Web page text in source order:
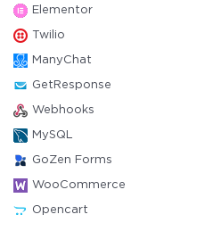
Elementor
Twilio
ManyChat
GetResponse
Webhooks
MySQL
GoZen Forms
WooCommerce
Opencart